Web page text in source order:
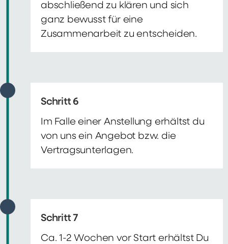
abschließend zu klären und sich
ganz bewusst für eine
Zusammenarbeit zu entscheiden.
Schritt 6
Im Falle einer Anstellung erhältst du
von uns ein Angebot bzw. die
Vertragsunterlagen.
Schritt 7
Ca. 1-2 Wochen vor Start erhältst Du